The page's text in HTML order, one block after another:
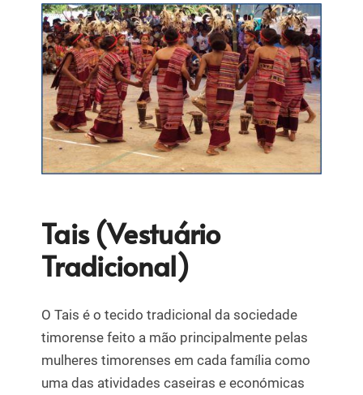
Tais (Vestuário
Tradicional)
O Tais é o tecido tradicional da sociedade
timorense feito a mão principalmente pelas
mulheres timorenses em cada família como
uma das atividades caseiras e económicas